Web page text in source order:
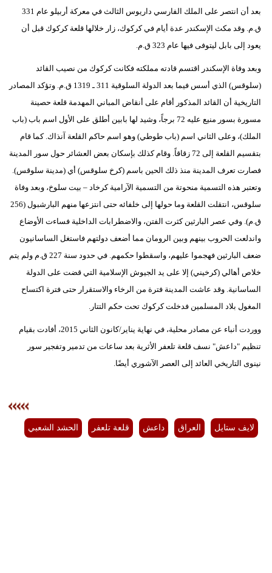
بعد أن انتصر على الملك الفارسي داريوس الثالث في معركة أربيلو عام 331
ق.م. وقد مكث الإسكندر عدة أيام في كركوك، زار خلالها قلعة كركوك قبل أن
يعود إلى بابل ليتوفى فيها عام 323 ق.م.
وبعد وفاة الإسكندر اقتسم قادته مملكته فكانت كركوك من نصيب القائد
(سلوقس) الذي أسس فيما بعد الدولة السلوقية 311 ـ 1319 ق.م. وتؤكد المصادر
التاريخية أن القائد المذكور أقام على أنقاض المباني المهدمة قلعة حصينة
مسورة بسور منيع عليه 72 برجاً، وشيد لها بابين أطلق على الأول اسم باب (باب
الملك)، وعلى الثاني اسم (باب طوطي) وهو اسم حاكم القلعة آنذاك. كما قام
بتقسيم القلعة إلى 72 زقاقاً. وقام كذلك بإسكان بعض العشائر حول سور المدينة
فصارت تعرف المدينة منذ ذلك الحين باسم (كرخ سلوقس) أي (مدينة سلوقس).
وتعتبر هذه التسمية منحوتة من التسمية الآرامية كرخاد – بيت سلوخ، وبعد وفاة
سلوقس، انتقلت القلعة وما حولها إلى خلفائه حتى انتزعها منهم البارشبول (256
ق.م). وفي عصر البارثين كثرت الفتن، والاضطرابات الداخلية فساءت الأوضاع
واندلعت الحروب بينهم وبين الرومان مما أضعف دولتهم فاستغل الساسانيون
ضعف البارثين فهجموا عليهم، واسقطوا حكمهم. في حدود سنة 227 ق.م ولم يتم
خلاص أهالي (كرخيني) إلا على يد الجيوش الإسلامية التي قضت على الدولة
الساسانية. وقد عاشت المدينة فترة من الرخاء والاستقرار حتى فترة اكتساح
المغول بلاد المسلمين فدخلت كركوك تحت حكم التتار.
ووردت أنباء عن مصادر محلية، في نهاية يناير/كانون الثاني 2015، أفادت بقيام
تنظيم "داعش" نسف قلعة تلعفر الأثرية بعد ساعات من تدمير وتفجير سور
نينوى التاريخي العائد إلى العصر الآشوري أيضًا.
لايف ستايل العراق داعش قلعة تلعفر الحشد الشعبي